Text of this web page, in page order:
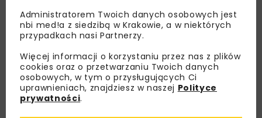
Administratorem Twoich danych osobowych jest
nbi med!a z siedzibą w Krakowie, a w niektórych
przypadkach nasi Partnerzy.
Więcej informacji o korzystaniu przez nas z plików
cookies oraz o przetwarzaniu Twoich danych
osobowych, w tym o przysługujących Ci
uprawnieniach, znajdziesz w naszej Polityce
prywatności.